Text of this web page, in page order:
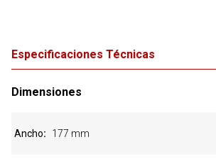
Especificaciones Técnicas
Dimensiones
Ancho 177 mm